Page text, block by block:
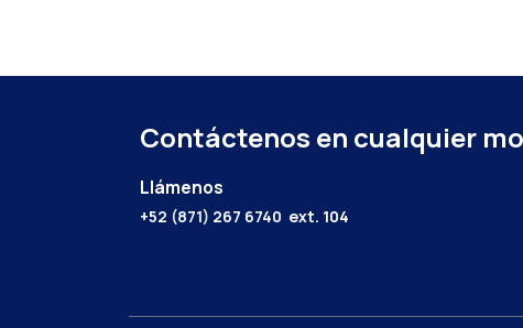
Contáctenos en cualquier
Llámenos
+52 (871) 267 6740 ext. 104